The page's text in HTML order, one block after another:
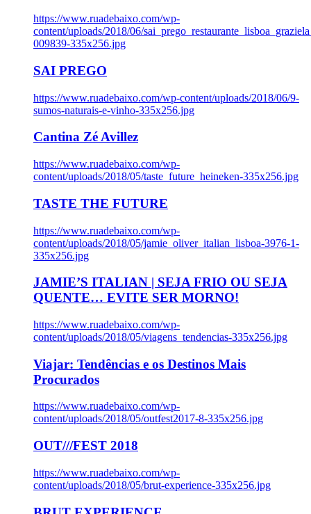
https://www.ruadebaixo.com/wp-
content/uploads/2018/06/
009839-335x256.jpg
SAI PREGO
https://www.ruadebaixo.com/wp-content/uploads/2018/06/9-
sumos-naturais-e-vinho-335x256.jpg
Cantina Zé Avillez
https://www.ruadebaixo.com/wp-
content/uploads/2018/05/taste_future_heineken-335x256.jpg
TASTE THE FUTURE
https://www.ruadebaixo.com/wp-
content/uploads/2018/05/jamie_oliver_italian_lisboa-3976-1-
335x256.jpg
JAMIE’S ITALIAN | SEJA FRIO OU SEJA
QUENTE… EVITE SER MORNO!
https://www.ruadebaixo.com/wp-
content/uploads/2018/05/viagens_tendencias-335x256.jpg
Viajar: Tendências e os Destinos Mais
Procurados
https://www.ruadebaixo.com/wp-
content/uploads/2018/05/outfest2017-8-335x256.jpg
OUT///FEST 2018
https://www.ruadebaixo.com/wp-
content/uploads/2018/05/brut-experience-335x256.jpg